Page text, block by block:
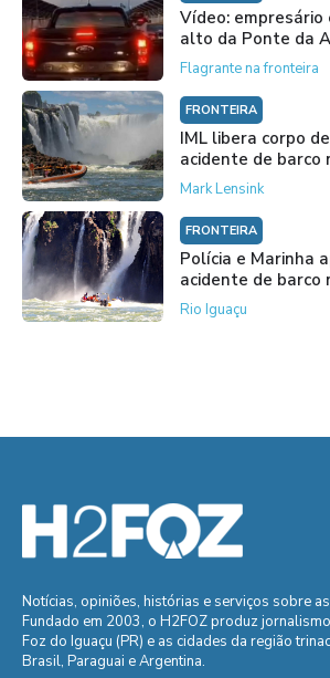
Vídeo:
alto da Ponte da
Flagrante na fronteira
FRONTEIRA
IML libera corpo
acidente de barco
Mark Lensink
FRONTEIRA
Polícia e Marinha
acidente de barco
Rio Iguaçu
Notícias, opiniões, histórias e serviços sobre
Fundado em 2003, o H2FOZ produz
Foz do Iguaçu (PR) e as cidades da região
Brasil, Paraguai e Argentina.